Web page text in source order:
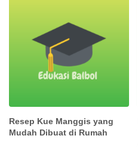
Resep Kue Manggis yang
Mudah Dibuat di Rumah